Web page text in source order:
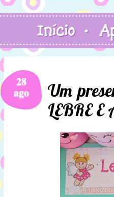
28
ago
Um
LEBRE